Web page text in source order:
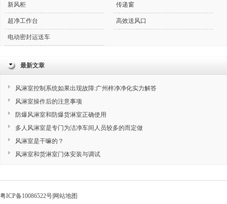
新风柜 传递窗
超净工作台 高效送风口
电动密封运送车
最新文章
风淋室控制系统如果出现故障:广州梓净净化实力解答
风淋室操作后的注意事项
防爆风淋室和防爆货淋室正确使用
多人风淋室是专门为洁净车间人员较多的而定做
风淋室是干嘛的？
风淋室和货淋室门体安装与调试
粤ICP备10086522号|网站地图